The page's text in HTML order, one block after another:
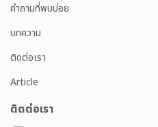
คำถามที่พบบ่อย
บทความ
ติดต่อเรา
Article
ติดต่อเรา